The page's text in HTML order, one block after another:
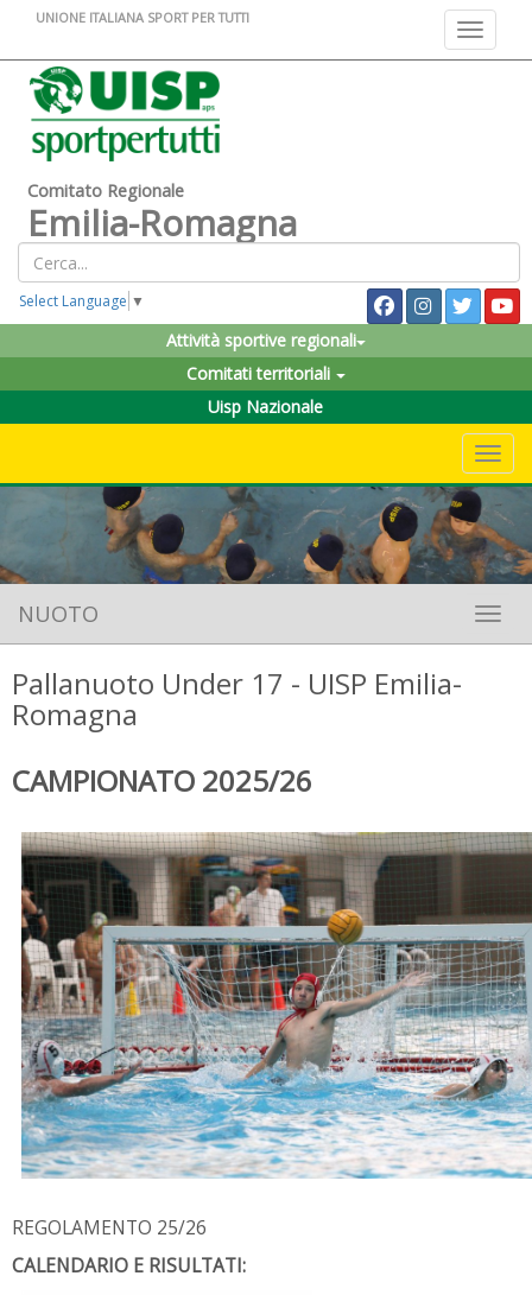
Toggle
UNIONE ITALIANA SPORT PER TUTTI
Comitato Regionale
Emilia-Romagna
Select Language ▼
Attività sportive regionali
Comitati territoriali
Uisp Nazionale
NUOTO
Pallanuoto Under 17 - UISP Emilia-
Romagna
CAMPIONATO 2025/26
REGOLAMENTO 25/26
CALENDARIO E RISULTATI: